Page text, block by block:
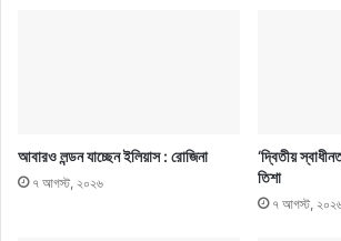
আবারও লন্ডন যাচ্ছেন ইলিয়াস : রোজিনা
৭ আগস্ট, ২০২৬
‘দ্বিতীয়
তিশা
৭ আগস্ট,